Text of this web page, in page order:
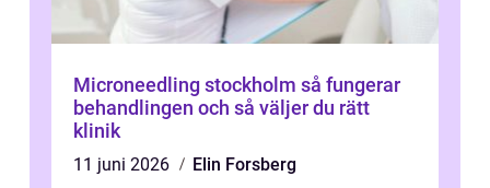
Microneedling stockholm så fungerar
behandlingen och så väljer du rätt
klinik
11 juni 2026
Elin Forsberg